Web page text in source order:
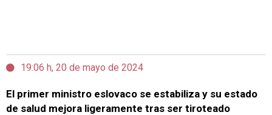
19:06 h, 20 de mayo de 2024
El primer ministro eslovaco se estabiliza y su estado
de salud mejora ligeramente tras ser tiroteado